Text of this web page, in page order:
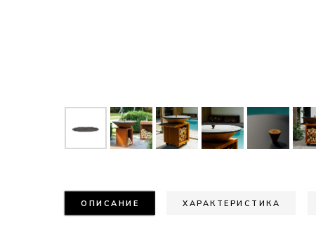
ОПИСАНИЕ ХАРАКТЕРИСТИКА